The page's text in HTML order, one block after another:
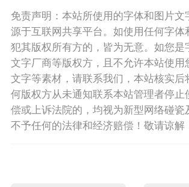
免责声明：本站所使用的字体和图片文
源于互联网共享平台。如使用任何字体
犯其版权所有方的，皆为无意。如您是
文字厂商等版权方，且不允许本站使用
文字等素材，请联系我们，本站核实后
何版权方从未通知联系本站管理者停止
偿或上诉法院的，均视为新型网络碰瓷
不予任何的法律和经济赔偿！敬请谅解